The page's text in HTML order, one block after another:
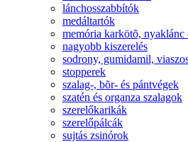
lánchosszabbítók
medáltartók
memória karkötõ, nyaklánc
nagyobb kiszerelés
sodrony, gumidamil,
stopperek
szalag-, bõr- és pántvégek
szatén és organza szalagok
szerelőkarikák
szerelőpálcák
sujtás zsinórok